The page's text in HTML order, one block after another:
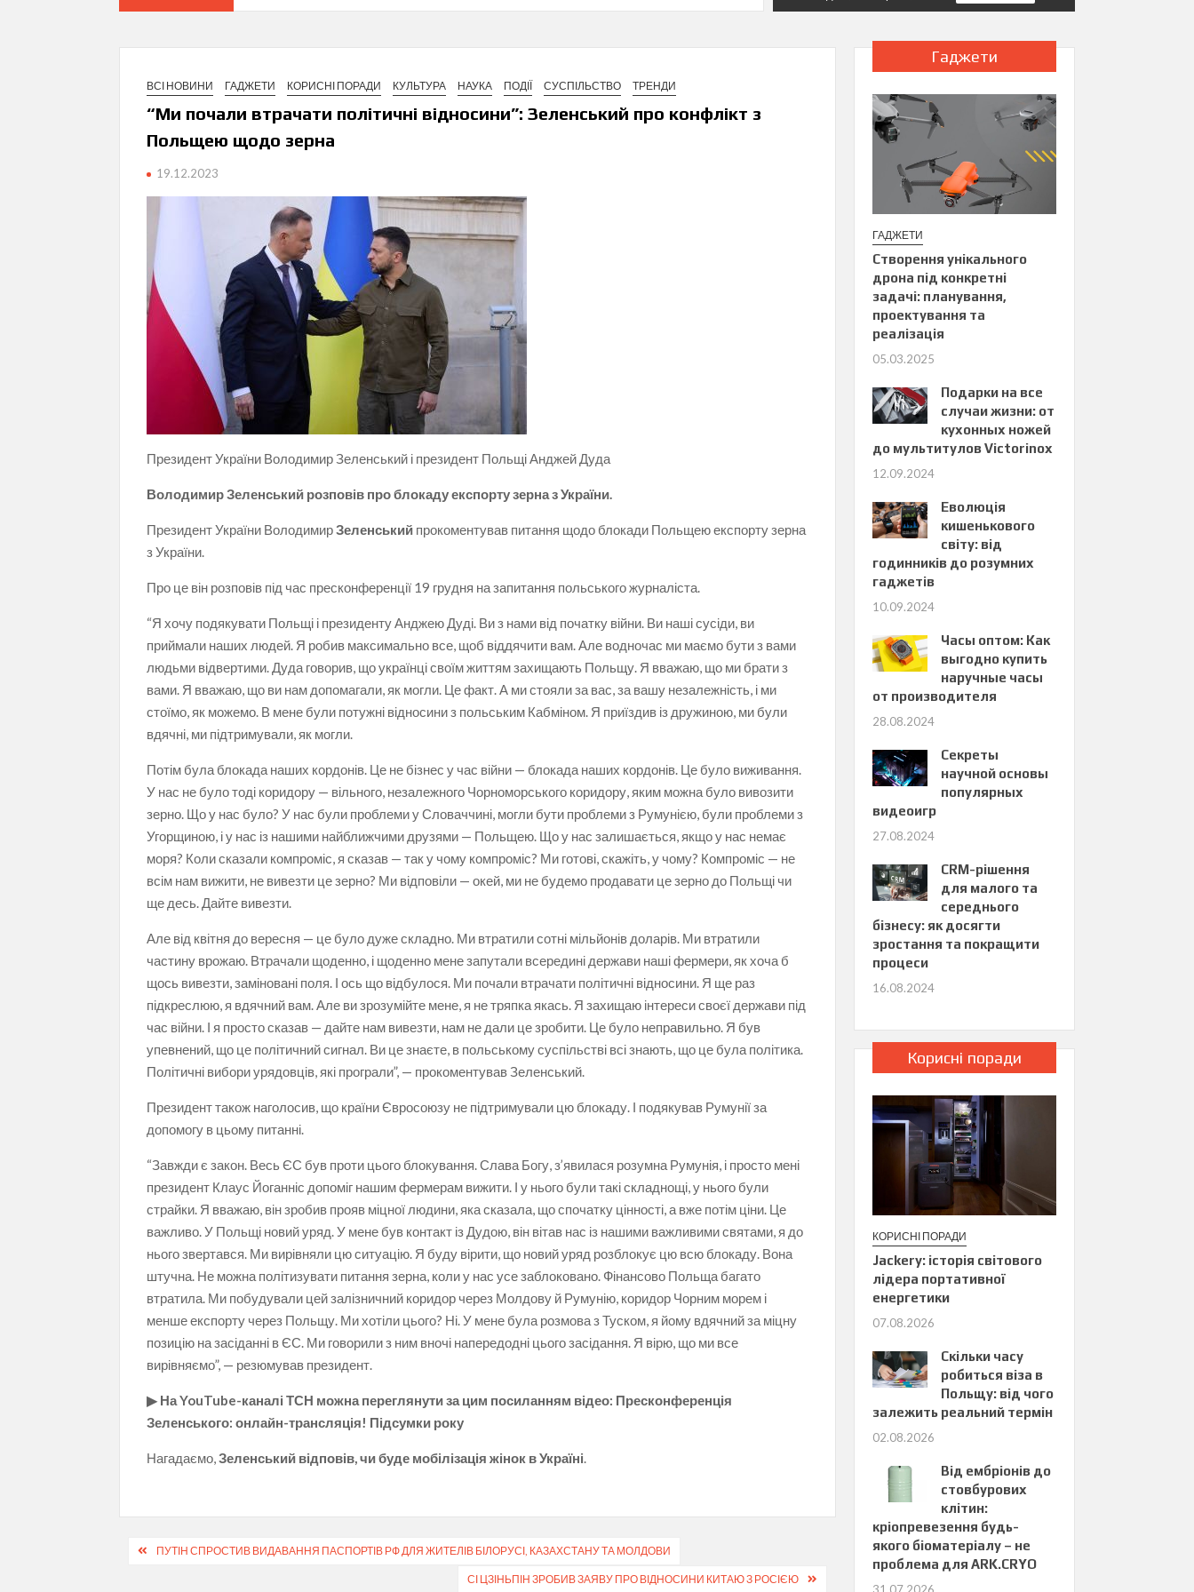
ВСІ НОВИНИ ГАДЖЕТИ КОРИСНІ ПОРАДИ КУЛЬТУРА НАУКА ПОДІЇ СУСПІЛЬСТВО ТРЕНДИ
“Ми почали втрачати політичні відносини”: Зеленський про конфлікт з
Польщею щодо зерна
19.12.2023
Президент України Володимир Зеленський і президент Польщі Анджей Дуда
Володимир Зеленський розповів про блокаду експорту зерна з України.
Президент України ВолодимирЗеленський прокоментував питання щодо блокади Польщею експорту зерна
з України.
Про це він розповів під час пресконференції 19 грудня на запитання польського журналіста.
“Я хочу подякувати Польщі і президенту Анджею Дуді. Ви з нами від початку війни. Ви наші сусіди, ви
приймали наших людей. Я робив максимально все, щоб віддячити вам. Але водночас ми маємо бути з вами
людьми відвертими. Дуда говорив, що українці своїм життям захищають Польщу. Я вважаю, що ми брати з
вами. Я вважаю, що ви нам допомагали, як могли. Це факт. А ми стояли за вас, за вашу незалежність, і ми
стоїмо, як можемо. В мене були потужні відносини з польським Кабміном. Я приїздив із дружиною, ми були
вдячні, ми підтримували, як могли.
Потім була блокада наших кордонів. Це не бізнес у час війни — блокада наших кордонів. Це було виживання.
У нас не було тоді коридору — вільного, незалежного Чорноморського коридору, яким можна було вивозити
зерно. Що у нас було? У нас були проблеми у Словаччині, могли бути проблеми з Румунією, були проблеми з
Угорщиною, і у нас із нашими найближчими друзями — Польщею. Що у нас залишається, якщо у нас немає
моря? Коли сказали компроміс, я сказав — так у чому компроміс? Ми готові, скажіть, у чому? Компроміс — не
всім нам вижити, не вивезти це зерно? Ми відповіли — окей, ми не будемо продавати це зерно до Польщі чи
ще десь. Дайте вивезти.
Але від квітня до вересня — це було дуже складно. Ми втратили сотні мільйонів доларів. Ми втратили
частину врожаю. Втрачали щоденно, і щоденно мене запутали всередині держави наші фермери, як хоча б
щось вивезти, заміновані поля. І ось що відбулося. Ми почали втрачати політичні відносини. Я ще раз
підкреслюю, я вдячний вам. Але ви зрозумійте мене, я не тряпка якась. Я захищаю інтереси своєї держави під
час війни. І я просто сказав — дайте нам вивезти, нам не дали це зробити. Це було неправильно. Я був
упевнений, що це політичний сигнал. Ви це знаєте, в польському суспільстві всі знають, що це була політика.
Політичні вибори урядовців, які програли”, — прокоментував Зеленський.
Президент також наголосив, що країни Євросоюзу не підтримували цю блокаду. І подякував Румунії за
допомогу в цьому питанні.
“Завжди є закон. Весь ЄС був проти цього блокування. Слава Богу, з’явилася розумна Румунія, і просто мені
президент Клаус Йоганніс допоміг нашим фермерам вижити. І у нього були такі складнощі, у нього були
страйки. Я вважаю, він зробив прояв міцної людини, яка сказала, що спочатку цінності, а вже потім ціни. Це
важливо. У Польщі новий уряд. У мене був контакт із Дудою, він вітав нас із нашими важливими святами, я до
нього звертався. Ми вирівняли цю ситуацію. Я буду вірити, що новий уряд розблокує цю всю блокаду. Вона
штучна. Не можна політизувати питання зерна, коли у нас усе заблоковано. Фінансово Польща багато
втратила. Ми побудували цей залізничний коридор через Молдову й Румунію, коридор Чорним морем і
менше експорту через Польщу. Ми хотіли цього? Ні. У мене була розмова з Туском, я йому вдячний за міцну
позицію на засіданні в ЄС. Ми говорили з ним вночі напередодні цього засідання. Я вірю, що ми все
вирівняємо”, — резюмував президент.
▶ На YouTube-каналі ТСН можна переглянути за цим посиланням відео: Пресконференція
Зеленського: онлайн-трансляція! Підсумки року
Нагадаємо,Зеленський відповів, чи буде мобілізація жінок в Україні.
Навігація
ПУТІН СПРОСТИВ ВИДАВАННЯ ПАСПОРТІВ РФ ДЛЯ ЖИТЕЛІВ БІЛОРУСІ, КАЗАХСТАНУ ТА МОЛДОВИ
СІ ЦЗІНЬПІН ЗРОБИВ ЗАЯВУ ПРО ВІДНОСИНИ КИТАЮ З РОСІЄЮ
Гаджети
ГАДЖЕТИ
Створення унікального
дрона під конкретні
задачі: планування,
проектування та
реалізація
05.03.2025
Подарки на все
случаи жизни: от
кухонных ножей
до мультитулов Victorinox
12.09.2024
Еволюція
кишенькового
світу: від
годинників до розумних
гаджетів
10.09.2024
Часы оптом: Как
выгодно купить
наручные часы
от производителя
28.08.2024
Секреты
научной основы
популярных
видеоигр
27.08.2024
CRM-рішення
для малого та
середнього
бізнесу: як досягти
зростання та покращити
процеси
16.08.2024
Корисні поради
КОРИСНІ ПОРАДИ
Jackery: історія світового
лідера портативної
енергетики
07.08.2026
Скільки часу
робиться віза в
Польщу: від чого
залежить реальний термін
02.08.2026
Від ембріонів до
стовбурових
клітин:
кріопревезення будь-
якого біоматеріалу – не
проблема для ARK.CRYO